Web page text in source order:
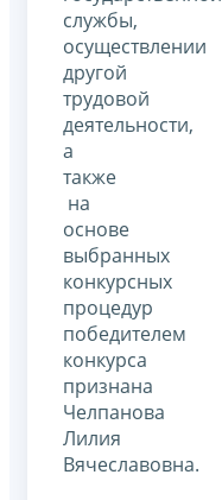
службы,
осуществлении
другой
трудовой
деятельности,
а
также
на
основе
выбранных
конкурсных
процедур
победителем
конкурса
признана
Челпанова
Лилия
Вячеславовна.